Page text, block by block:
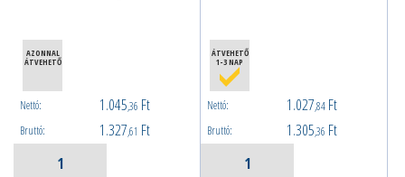
AZONNAL
ÁTVEHETŐ
Nettó: 1.045,36 Ft
Bruttó: 1.327,61 Ft
ÁTVEHETŐ
1-3 NAP
Nettó: 1.027,84 Ft
Bruttó: 1.305,36 Ft